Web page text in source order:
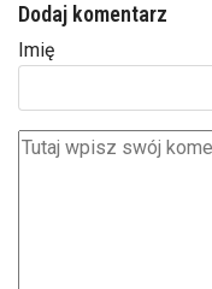
Dodaj komentarz
Imię